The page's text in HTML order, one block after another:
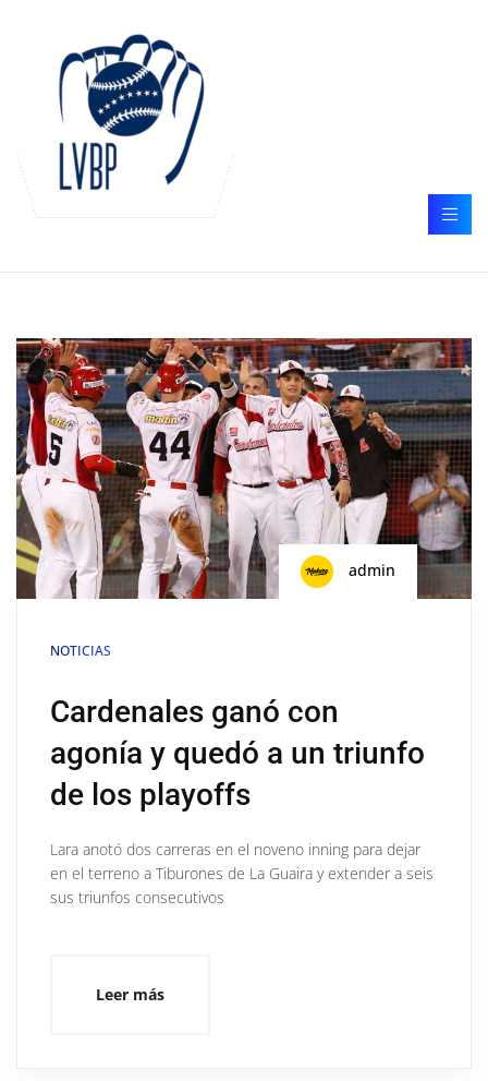
admin
NOTICIAS
Cardenales ganó con
agonía y quedó a un triunfo
de los playoffs
Lara anotó dos carreras en el noveno inning para dejar
en el terreno a Tiburones de La Guaira y extender a seis
sus triunfos consecutivos
Leer más